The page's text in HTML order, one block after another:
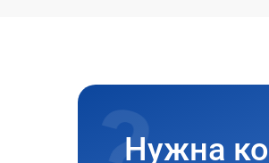
Нужна